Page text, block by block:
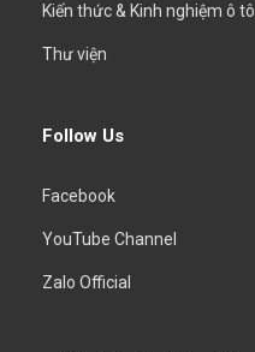
Kiến thức & Kinh nghiệm ô tô
Thư viện
Follow Us
Facebook
YouTube Channel
Zalo Official